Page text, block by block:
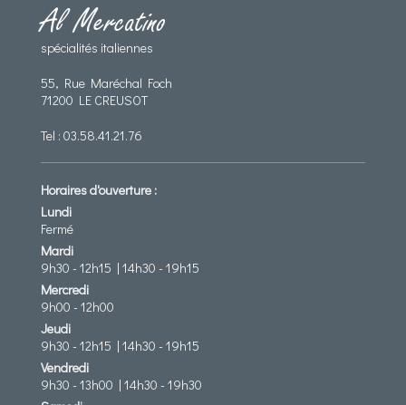
Al Mercatino
spécialités italiennes
55, Rue Maréchal Foch
71200 LE CREUSOT
Tel : 03.58.41.21.76
Horaires d'ouverture :
Lundi
Fermé
Mardi
9h30 - 12h15 | 14h30 - 19h15
Mercredi
9h00 - 12h00
Jeudi
9h30 - 12h15 | 14h30 - 19h15
Vendredi
9h30 - 13h00 | 14h30 - 19h30